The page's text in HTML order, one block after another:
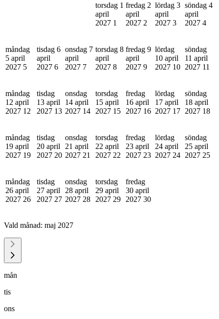
torsdag 1
april
2027 1
fredag 2
april
2027 2
lördag 3
april
2027 3
söndag 4
april
2027 4
måndag
5 april
2027 5
tisdag 6
april
2027 6
onsdag 7
april
2027 7
torsdag 8
april
2027 8
fredag 9
april
2027 9
lördag
10 april
2027 10
söndag
11 april
2027 11
måndag
12 april
2027 12
tisdag
13 april
2027 13
onsdag
14 april
2027 14
torsdag
15 april
2027 15
fredag
16 april
2027 16
lördag
17 april
2027 17
söndag
18 april
2027 18
måndag
19 april
2027 19
tisdag
20 april
2027 20
onsdag
21 april
2027 21
torsdag
22 april
2027 22
fredag
23 april
2027 23
lördag
24 april
2027 24
söndag
25 april
2027 25
måndag
26 april
2027 26
tisdag
27 april
2027 27
onsdag
28 april
2027 28
torsdag
29 april
2027 29
fredag
30 april
2027 30
Vald månad: maj 2027
mån
tis
ons